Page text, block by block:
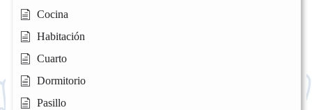
Cocina
Habitación
Cuarto
Dormitorio
Pasillo